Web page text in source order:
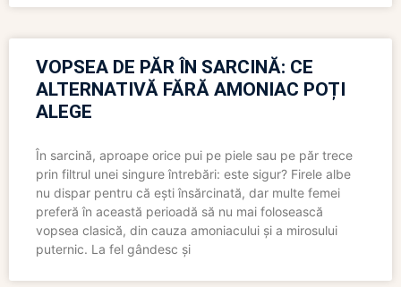
VOPSEA DE PĂR ÎN SARCINĂ: CE
ALTERNATIVĂ FĂRĂ AMONIAC POȚI
ALEGE
În sarcină, aproape orice pui pe piele sau pe păr trece
prin filtrul unei singure întrebări: este sigur? Firele albe
nu dispar pentru că ești însărcinată, dar multe femei
preferă în această perioadă să nu mai folosească
vopsea clasică, din cauza amoniacului și a mirosului
puternic. La fel gândesc și